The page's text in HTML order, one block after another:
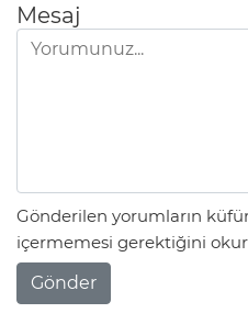
Mesaj
Gönderilen yorumların
içermemesi gerektiğini
Gönder